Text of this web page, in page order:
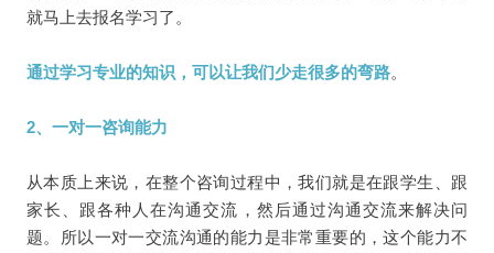
就马上去报名学习了。
通过学习专业的知识，可以让我们少走很多的弯路。
2、一对一咨询能力
从本质上来说，在整个咨询过程中，我们就是在跟学生、跟
家长、跟各种人在沟通交流，然后通过沟通交流来解决问
题。所以一对一交流沟通的能力是非常重要的，这个能力不